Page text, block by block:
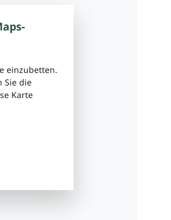
einzubetten.
Sie die
Karte